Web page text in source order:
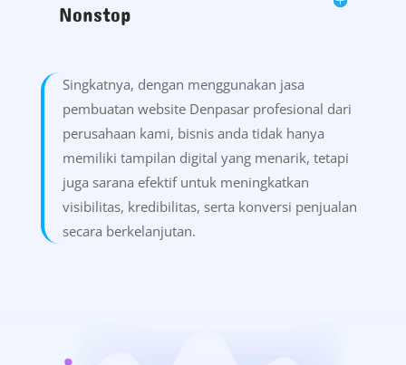
Nonstop
Singkatnya, dengan menggunakan jasa
pembuatan website Denpasar profesional dari
perusahaan kami, bisnis anda tidak hanya
memiliki tampilan digital yang menarik, tetapi
juga sarana efektif untuk meningkatkan
visibilitas, kredibilitas, serta konversi penjualan
secara berkelanjutan.